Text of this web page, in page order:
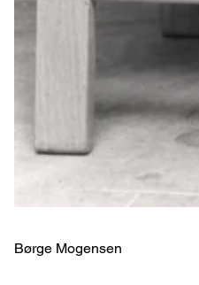
Børge Mogensen